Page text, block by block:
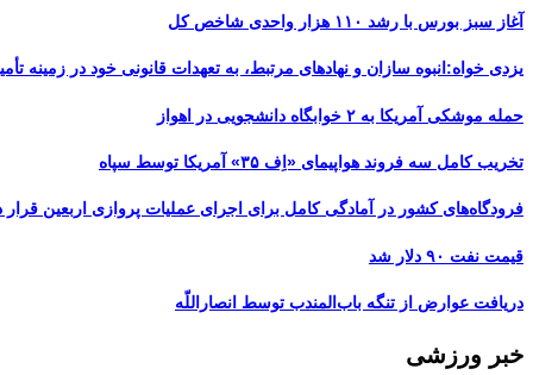
آغاز سبز بورس با رشد ۱۱۰ هزار واحدی شاخص کل
یزدی خواه:انبوه سازان و نهادهای مرتبط، به تعهدات قانونی خود در زمینه
حمله موشکی آمریکا به ۲ خوابگاه دانشجویی در اهواز
تخریب کامل سه فروند هواپیمای «اِف ۳۵» آمریکا توسط سپاه
فرودگاه‌های کشور در آمادگی کامل برای اجرای عملیات پروازی اربعین قرار
قیمت نفت ۹۰ دلار شد
دریافت عوارض از تنگه باب‌المندب توسط انصاراللّه
خبر ورزشی